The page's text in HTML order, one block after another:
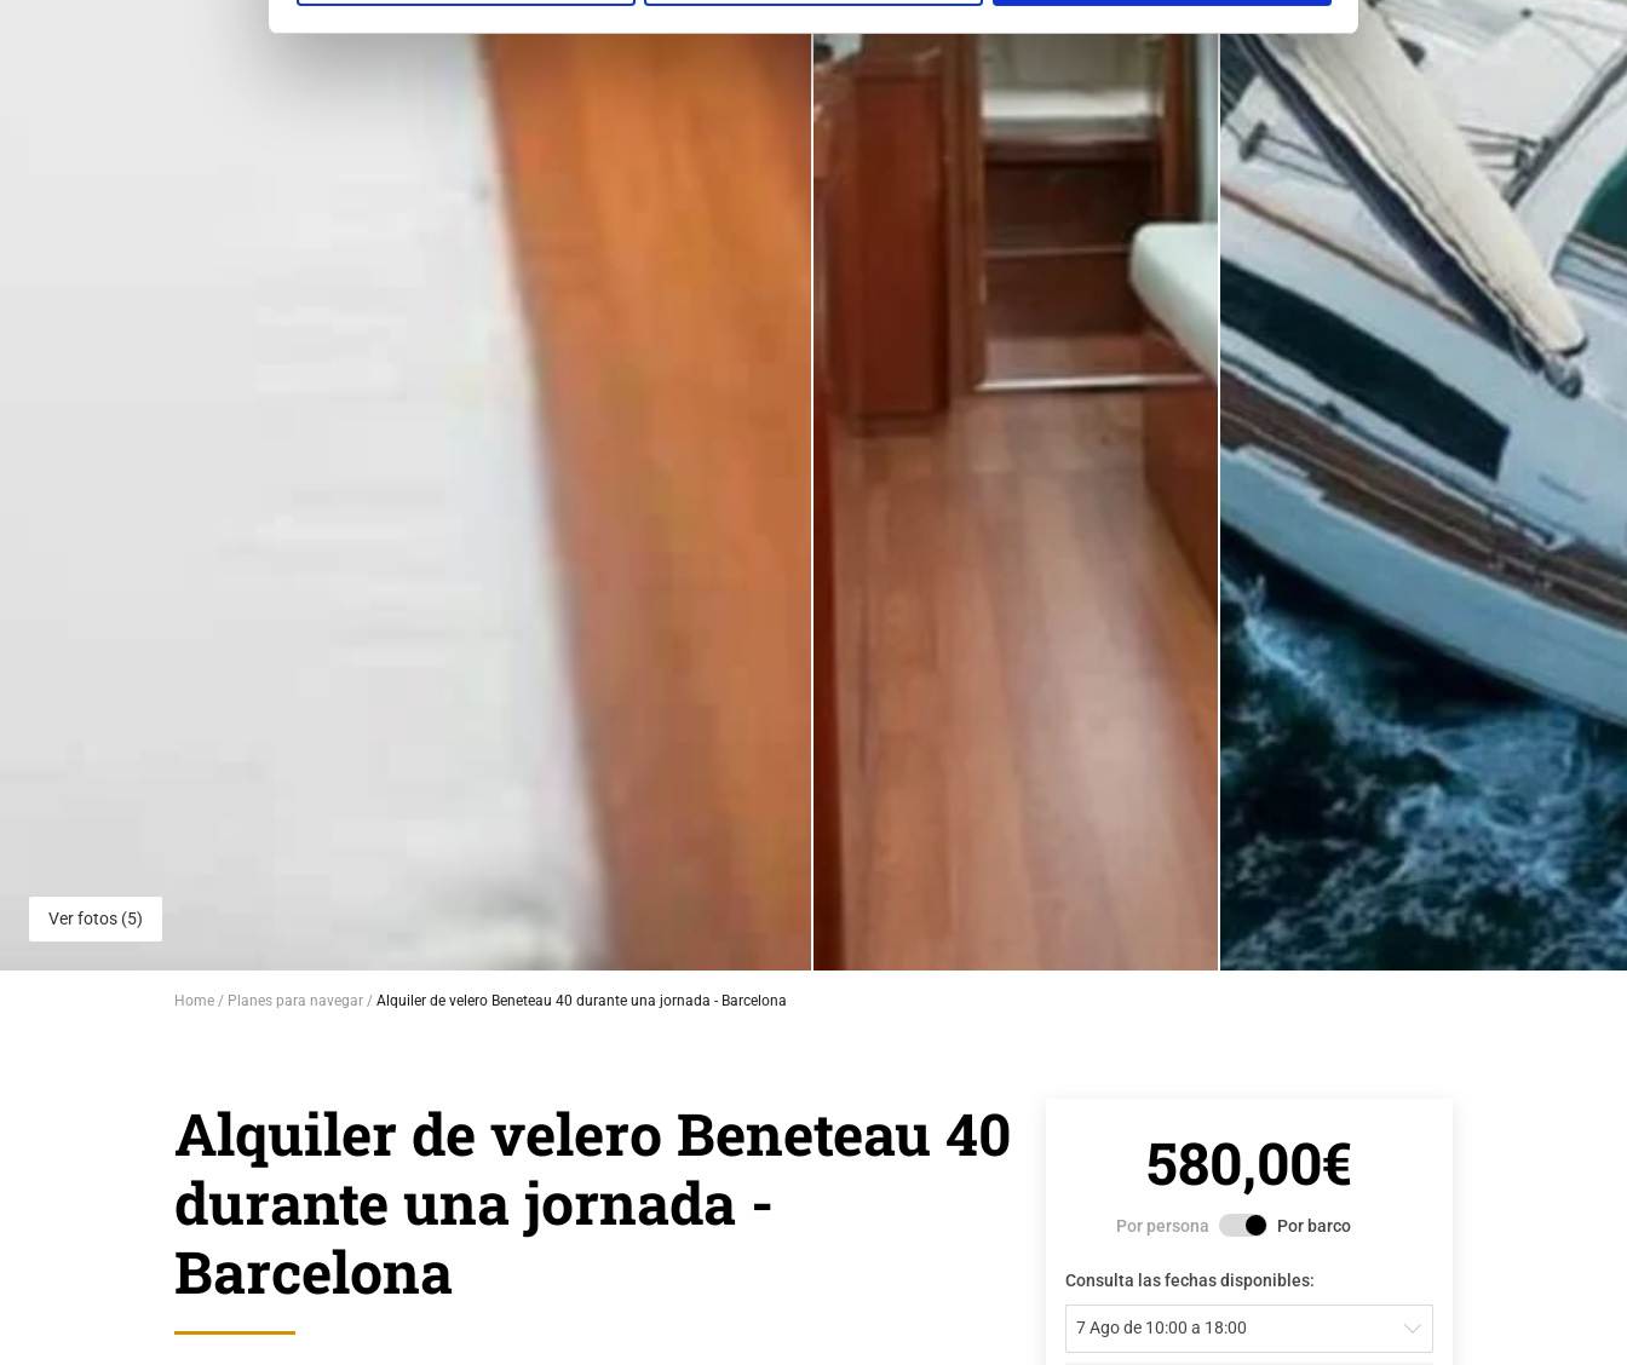
Ver fotos (5)
Home Planes para navegar Alquiler de velero Beneteau 40 durante una jornada - Barcelona
Alquiler de velero Beneteau 40
durante una jornada -
Barcelona
580,00€
Por persona Por barco
Consulta las fechas disponibles:
7 Ago de 10:00 a 18:00